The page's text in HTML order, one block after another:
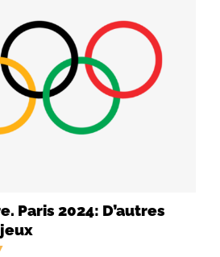
Paris 2024: D’autres